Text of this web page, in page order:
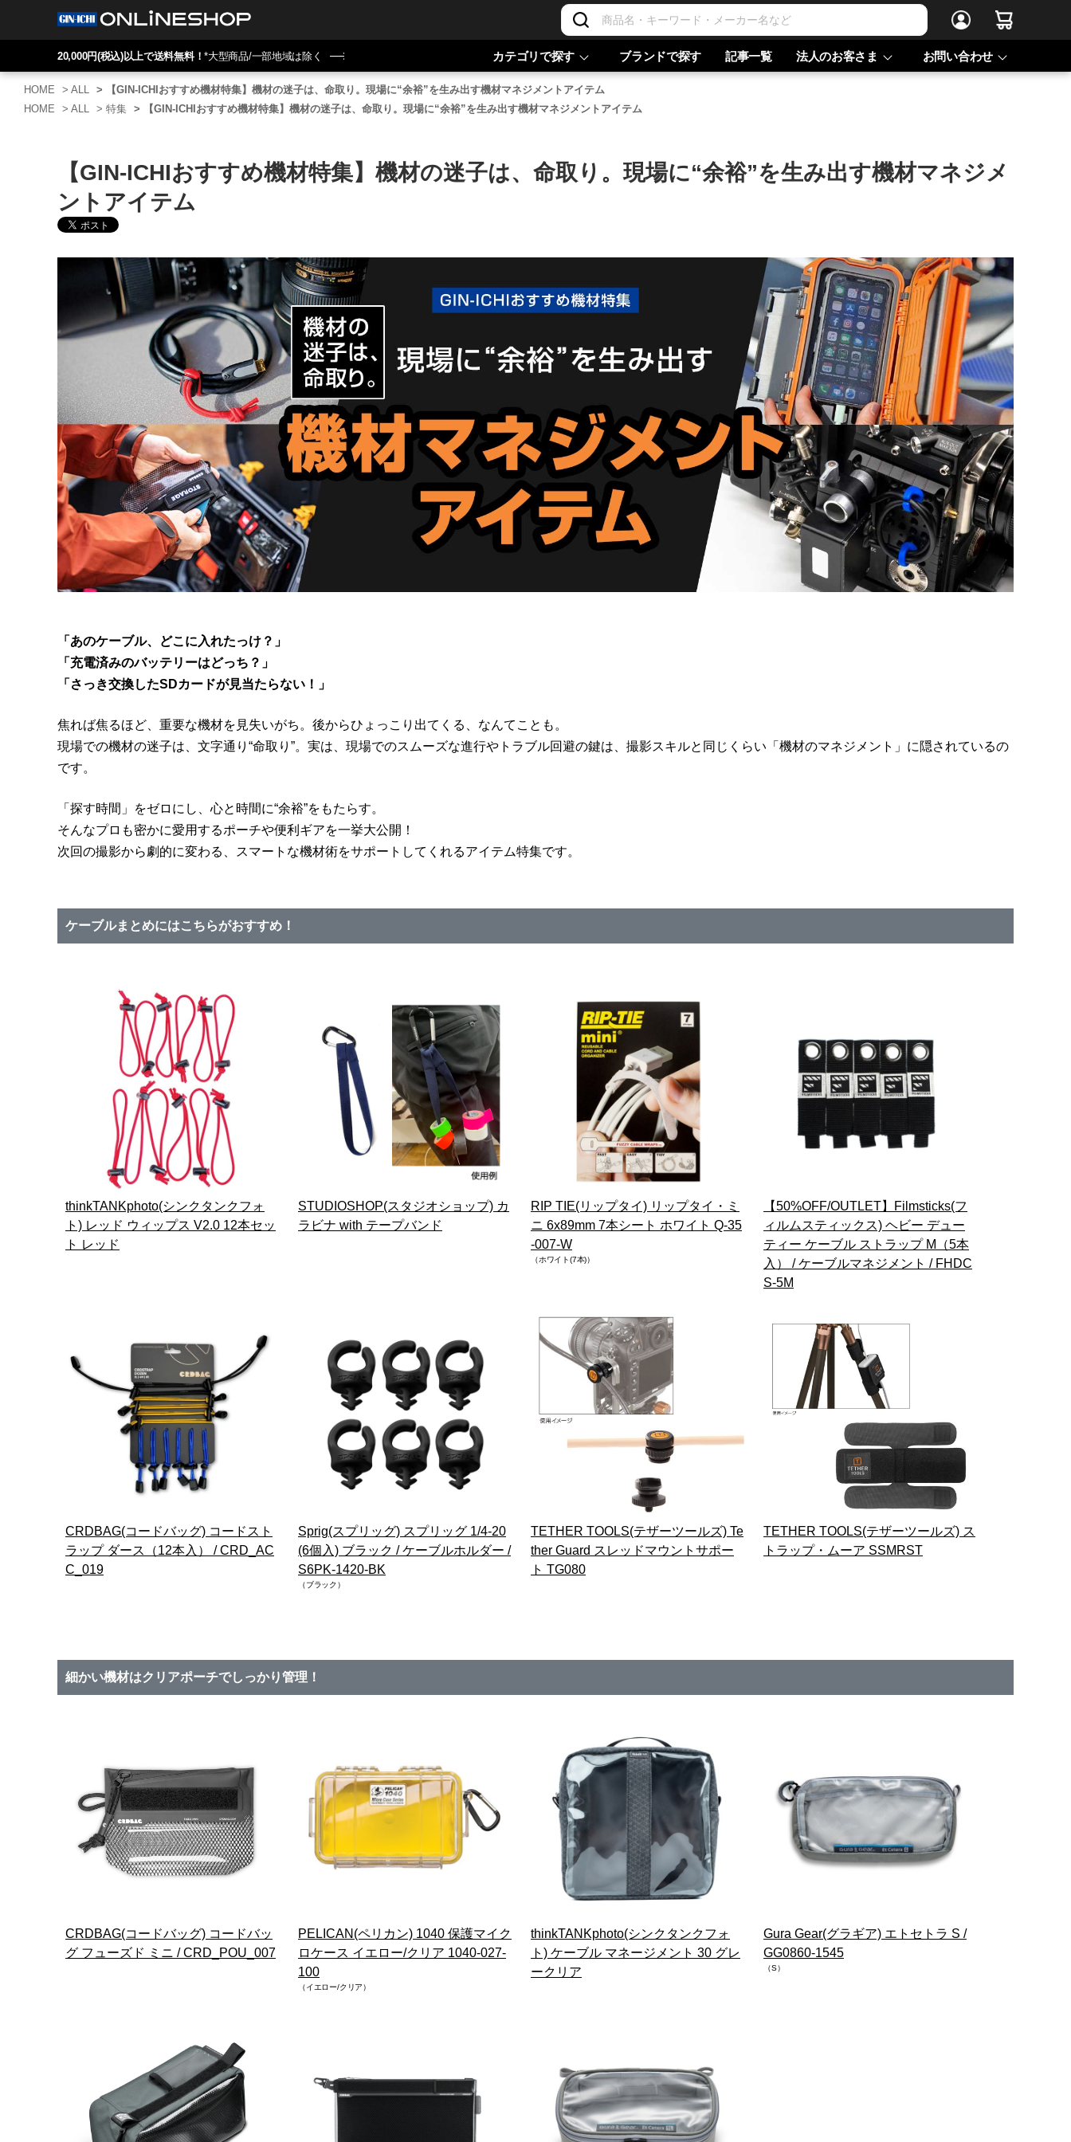
20,000円(税込)以上で送料無料！*大型商品/一部地域は除く カテゴリで探す ブランドで探す 記事一覧 法人のお客さま お問い合わせ
HOME > ALL >
【GIN-ICHIおすすめ機材特集】機材の迷子は、命取り。現場に“余裕”を生み出す機材マネジメントアイテム
HOME
> ALL > 特集 > 【GIN-ICHIおすすめ機材特集】機材の迷子は、命取り。現場に“余裕”を生み出す機材マネジメントアイテム
【GIN-ICHIおすすめ機材特集】機材の迷子は、命取り。現場に“余裕”を生み出す機材マネジメ
ントアイテム
「あのケーブル、どこに入れたっけ？」
「充電済みのバッテリーはどっち？」
「さっき交換したSDカードが見当たらない！」
焦れば焦るほど、重要な機材を見失いがち。後からひょっこり出てくる、なんてことも。
現場での機材の迷子は、文字通り“命取り”。実は、現場でのスムーズな進行やトラブル回避の鍵は、撮影スキルと同じくらい「機材のマネジメント」に隠されているの
です。
「探す時間」をゼロにし、心と時間に“余裕”をもたらす。
そんなプロも密かに愛用するポーチや便利ギアを一挙大公開！
次回の撮影から劇的に変わる、スマートな機材術をサポートしてくれるアイテム特集です。
ケーブルまとめにはこちらがおすすめ！
thinkTANKphoto(シンクタンクフォ
ト) レッド ウィップス V2.0 12本セッ
ト レッド
STUDIOSHOP(スタジオショップ) カ
ラビナ with テープバンド
RIP TIE(リップタイ) リップタイ・ミ
ニ 6x89mm 7本シート ホワイト Q-35
-007-W
（ホワイト(7本)）
【50%OFF/OUTLET】Filmsticks(フ
ィルムスティックス) ヘビー デュー
ティー ケーブル ストラップ M（5本
入） / ケーブルマネジメント / FHDC
S-5M
CRDBAG(コードバッグ) コードスト
ラップ ダース（12本入） / CRD_AC
C_019
Sprig(スプリッグ) スプリッグ 1/4-20
(6個入) ブラック / ケーブルホルダー /
S6PK-1420-BK
（ブラック）
TETHER TOOLS(テザーツールズ) Te
ther Guard スレッドマウントサポー
ト TG080
TETHER TOOLS(テザーツールズ) ス
トラップ・ムーア SSMRST
細かい機材はクリアポーチでしっかり管理！
CRDBAG(コードバッグ) コードバッ
グ フューズド ミニ / CRD_POU_007
PELICAN(ペリカン) 1040 保護マイク
ロケース イエロー/クリア 1040-027-
100
（イエロー/クリア）
thinkTANKphoto(シンクタンクフォ
ト) ケーブル マネージメント 30 グレ
ークリア
Gura Gear(グラギア) エトセトラ S /
GG0860-1545
（S）